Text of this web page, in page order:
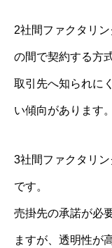
2社間ファクタリ
の間で契約する方
取引先へ知られに
い傾向があります。
3社間ファクタリ
です。
売掛先の承諾が必
ますが、透明性が